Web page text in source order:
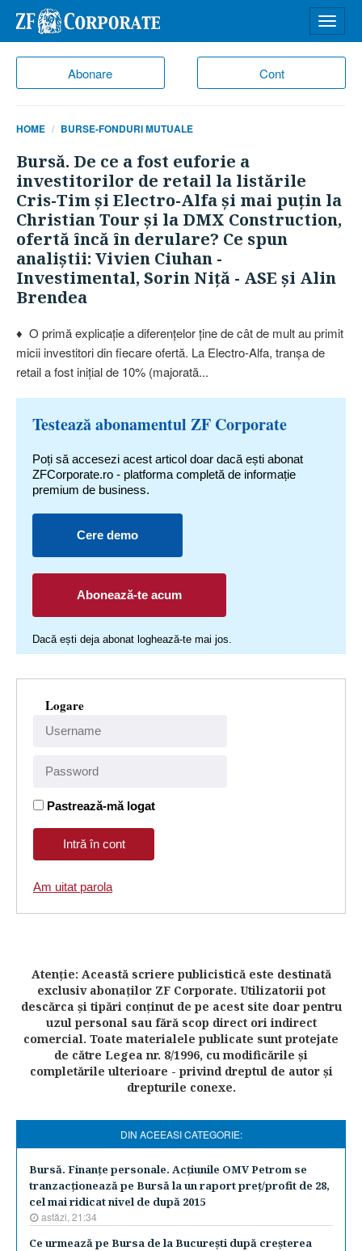
Abonare Cont
meniu
HOME BURSE-FONDURI MUTUALE
Bursă. De ce a fost euforie a
investitorilor de retail la listările
Cris-Tim şi Electro-Alfa şi mai puţin la
Christian Tour şi la DMX Construction,
ofertă încă în derulare? Ce spun
analiştii: Vivien Ciuhan -
Investimental, Sorin Niţă - ASE şi Alin
Brendea
♦ O primă explicaţie a diferenţelor ţine de cât de mult au primit
micii investitori din fiecare ofertă. La Electro-Alfa, tranşa de
retail a fost iniţial de 10% (majorată...
Testează abonamentul ZF Corporate
Poți să accesezi acest articol doar dacă ești abonat
ZFCorporate.ro - platforma completă de informație
premium de business.
Cere demo
Abonează-te acum
Dacă ești deja abonat loghează-te mai jos.
Logare
Pastrează-mă logat
Am uitat parola
Atenţie: Această scriere publicistică este destinată
exclusiv abonaţilor ZF Corporate. Utilizatorii pot
descărca şi tipări conţinut de pe acest site doar pentru
uzul personal sau fără scop direct ori indirect
comercial. Toate materialele publicate sunt protejate
de către Legea nr. 8/1996, cu modificările şi
completările ulterioare - privind dreptul de autor şi
drepturile conexe.
DIN ACEEASI CATEGORIE:
Bursă. Finanţe personale. Acţiunile OMV Petrom se
tranzacţionează pe Bursă la un raport preţ/profit de 28,
cel mai ridicat nivel de după 2015
astăzi, 21:34
Ce urmează pe Bursa de la Bucureşti după creşterea